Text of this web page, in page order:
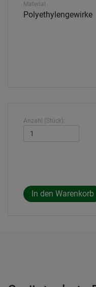
Material
Polyethylengewirke
Anzahl (Stück):